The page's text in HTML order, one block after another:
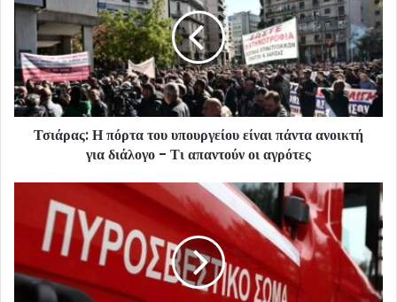
Τσιάρας: Η πόρτα του υπουργείου είναι πάντα ανοικτή
για διάλογο - Τι απαντούν οι αγρότες